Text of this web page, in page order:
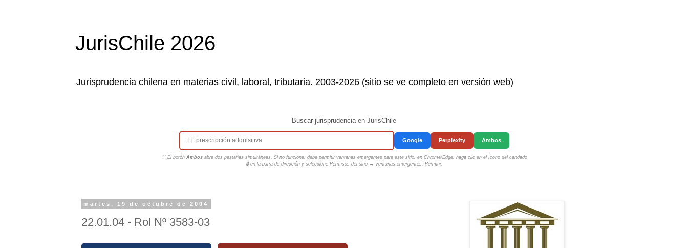
JurisChile 2026
Jurisprudencia chilena en materias civil, laboral, tributaria. 2003-2026 (sitio se ve completo en versión web)
Buscar jurisprudencia en JurisChile
Google Perplexity Ambos
ⓘ El botón Ambosabre dos pestañas simultáneas. Si no funciona, debe permitir ventanas emergentes para este sitio: en Chrome/Edge, haga clic en el ícono del candado
🔒 en la barra de dirección y seleccione Permisos del sitio → Ventanas emergentes: Permitir.
martes, 19 de octubre de 2004
22.01.04 - Rol Nº 3583-03